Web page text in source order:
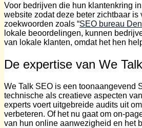
Voor bedrijven die hun klantenkring
website zodat deze beter zichtbaar
zoekwoorden zoals “SEO bureau
lokale beoordelingen, kunnen
van lokale klanten, omdat het hen
De expertise van We
We Talk SEO is een toonaangevend
technische als creatieve aspecten
experts voert uitgebreide audits uit
verbeteren. Of het nu gaat om on-
van hun online aanwezigheid en het